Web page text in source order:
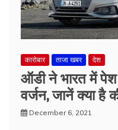
कारोबार ताजा खबर देश
ऑडी ने भारत में पेश
वर्जन, जानें क्या है
December 6, 2021